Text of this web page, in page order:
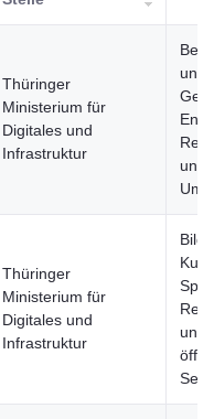
Thüringer
Ministerium für
Digitales und
Infrastruktur
und
und
Thüringer
Ministerium für
Digitales und
Infrastruktur
und